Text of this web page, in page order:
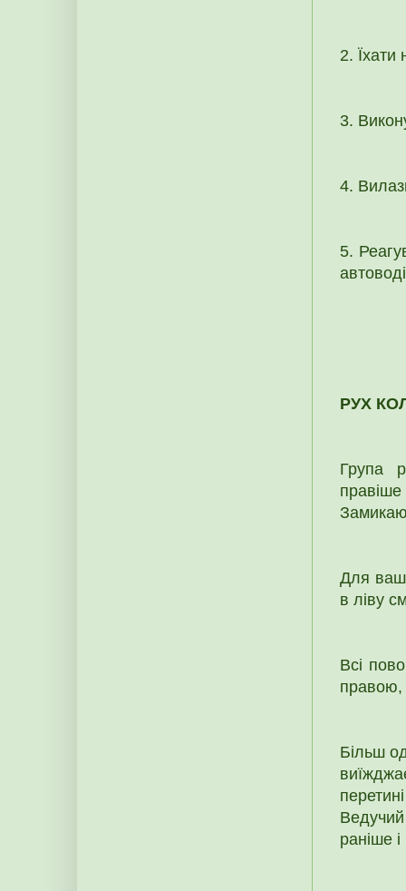
2.
3.
4.
5.
РУХ
Група
Для
в ліву
Всі
правою,
Більш
раніше